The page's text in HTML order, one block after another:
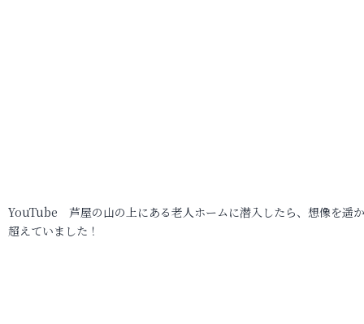
YouTube 芦屋の山の上にある老人ホームに潜入したら、想像を遥
超えていました！